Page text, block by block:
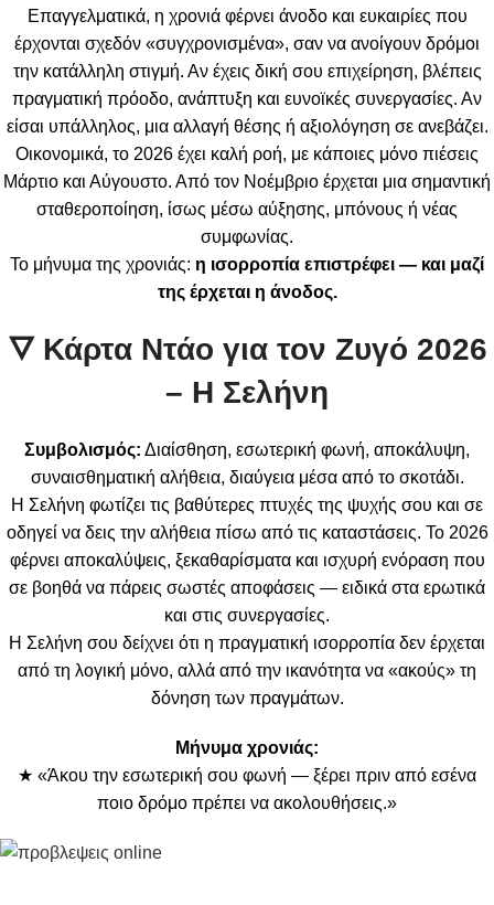
Επαγγελματικά, η χρονιά φέρνει άνοδο και ευκαιρίες που
έρχονται σχεδόν «συγχρονισμένα», σαν να ανοίγουν δρόμοι
την κατάλληλη στιγμή. Αν έχεις δική σου επιχείρηση, βλέπεις
πραγματική πρόοδο, ανάπτυξη και ευνοϊκές συνεργασίες. Αν
είσαι υπάλληλος, μια αλλαγή θέσης ή αξιολόγηση σε ανεβάζει.
Οικονομικά, το 2026 έχει καλή ροή, με κάποιες μόνο πιέσεις
Μάρτιο και Αύγουστο. Από τον Νοέμβριο έρχεται μια σημαντική
σταθεροποίηση, ίσως μέσω αύξησης, μπόνους ή νέας
συμφωνίας.
Το μήνυμα της χρονιάς: η ισορροπία επιστρέφει — και μαζί
της έρχεται η άνοδος.
🜄 Κάρτα Ντάο για τον Ζυγό 2026
– Η Σελήνη
Συμβολισμός: Διαίσθηση, εσωτερική φωνή, αποκάλυψη,
συναισθηματική αλήθεια, διαύγεια μέσα από το σκοτάδι.
Η Σελήνη φωτίζει τις βαθύτερες πτυχές της ψυχής σου και σε
οδηγεί να δεις την αλήθεια πίσω από τις καταστάσεις. Το 2026
φέρνει αποκαλύψεις, ξεκαθαρίσματα και ισχυρή ενόραση που
σε βοηθά να πάρεις σωστές αποφάσεις — ειδικά στα ερωτικά
και στις συνεργασίες.
Η Σελήνη σου δείχνει ότι η πραγματική ισορροπία δεν έρχεται
από τη λογική μόνο, αλλά από την ικανότητα να «ακούς» τη
δόνηση των πραγμάτων.
Μήνυμα χρονιάς:
★ «Άκου την εσωτερική σου φωνή — ξέρει πριν από εσένα
ποιο δρόμο πρέπει να ακολουθήσεις.»